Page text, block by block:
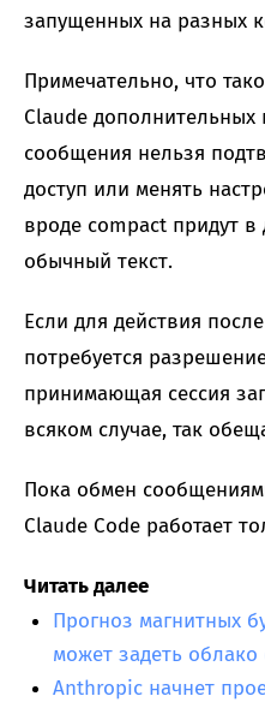
запущенных на разных
Примечательно, что
Claude
сообщения нельзя
доступ или менять
вроде compact придут в
обычный текст.
Если для действия
потребуется
принимающая сессия
всяком случае, так
Пока обмен
Claude Code работает
Читать далее
Прогноз магнитных
может задеть
Anthropic начнет